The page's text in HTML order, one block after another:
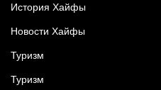
История Хайфы
Новости Хайфы
Туризм
Туризм